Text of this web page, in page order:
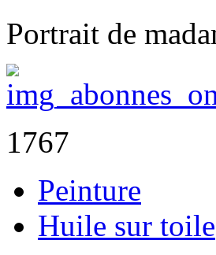
Portrait de
1767
Peinture
Huile sur toile